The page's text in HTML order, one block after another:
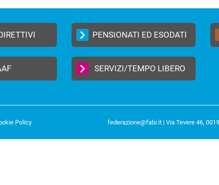
PENSIONATI ED ESODATI
SERVIZI/TEMPO LIBERO
Policy federazione@fabi.it | Via Tevere 46,